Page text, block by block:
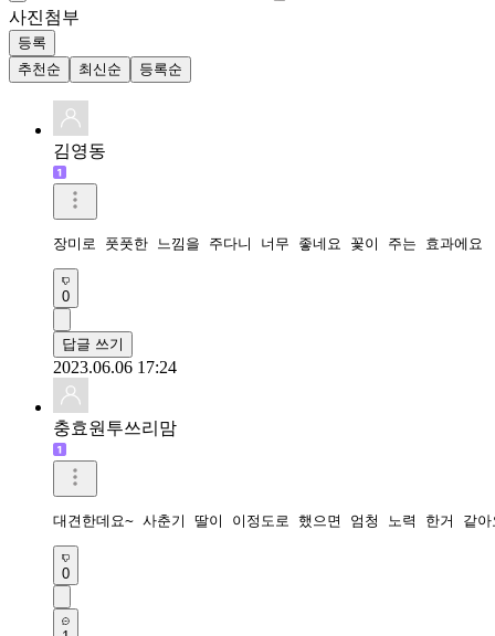
사진첨부
등록
추천순
최신순 등록순
김영동
장미로 풋풋한 느낌을 주다니 너무 좋네요 꽃이 주는 효과에요
0
답글 쓰기
2023.06.06 17:24
충효원투쓰리맘
대견한데요~ 사춘기 딸이 이정도로 했으면 엄청 노력 한거 같
0